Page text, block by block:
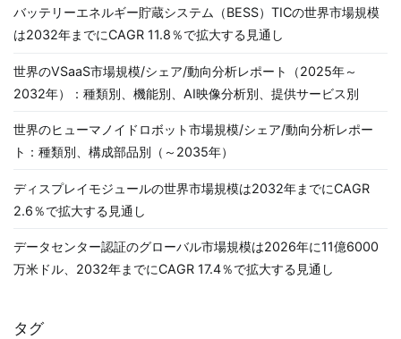
バッテリーエネルギー貯蔵システム（BESS）TICの世界市場規模
は2032年までにCAGR 11.8％で拡大する見通し
世界のVSaaS市場規模/シェア/動向分析レポート（2025年～
2032年）：種類別、機能別、AI映像分析別、提供サービス別
世界のヒューマノイドロボット市場規模/シェア/動向分析レポー
ト：種類別、構成部品別（～2035年）
ディスプレイモジュールの世界市場規模は2032年までにCAGR
2.6％で拡大する見通し
データセンター認証のグローバル市場規模は2026年に11億6000
万米ドル、2032年までにCAGR 17.4％で拡大する見通し
タグ